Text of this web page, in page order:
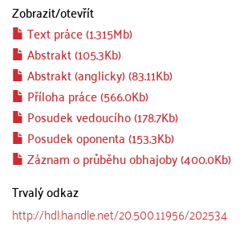
Zobrazit/otevřít
Text práce (1.315Mb)
Abstrakt (105.3Kb)
Abstrakt (anglicky) (83.11Kb)
Příloha práce (566.0Kb)
Posudek vedoucího (178.7Kb)
Posudek oponenta (153.3Kb)
Záznam o průběhu obhajoby (400.0Kb)
Trvalý odkaz
http://hdl.handle.net/20.500.11956/202534